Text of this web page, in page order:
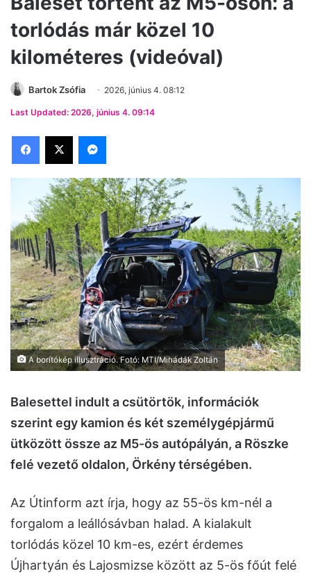
torlódás már közel 10
kilométeres (videóval)
Bartok Zsófia 2026, június 4. 08:12
Last Updated: 2026, június 4. 09:14
Facebook
X Messenger
A borítókép illusztráció. Fotó: MTI/Mihádák Zoltán
Balesettel indult a csütörtök, információk
szerint egy kamion és két személygépjármű
ütközött össze az M5-ös autópályán, a Röszke
felé vezető oldalon, Örkény térségében.
Az Útinform azt írja, hogy az 55-ös km-nél a
forgalom a leállósávban halad. A kialakult
torlódás közel 10 km-es, ezért érdemes
Újhartyán és Lajosmizse között az 5-ös főút felé